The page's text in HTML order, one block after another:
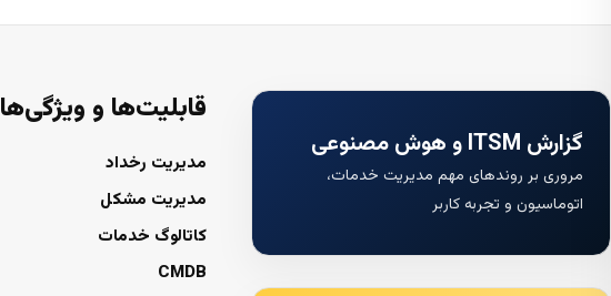
گزارش ITSM و هوش مصنوعی
مروری بر روندهای مهم مدیریت خدمات،
اتوماسیون و تجربه کاربر
قابلیت‌ها و ویژگی‌ها
مدیریت رخداد
مدیریت مشکل
کاتالوگ خدمات
CMDB